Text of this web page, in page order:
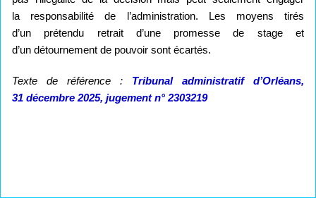
la responsabilité de l’administration. Les moyens tirés
d’un prétendu retrait d’une promesse de stage et
d’un détournement de pouvoir sont écartés.
Texte de référence :
Tribunal administratif d’Orléans,
31 décembre 2025, jugement n° 2303219